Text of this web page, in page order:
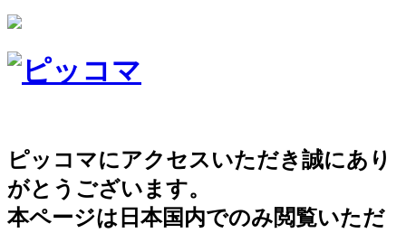
ピッコマにアクセスいただき誠にあり
がとうございます。
本ページは日本国内でのみ閲覧いただ